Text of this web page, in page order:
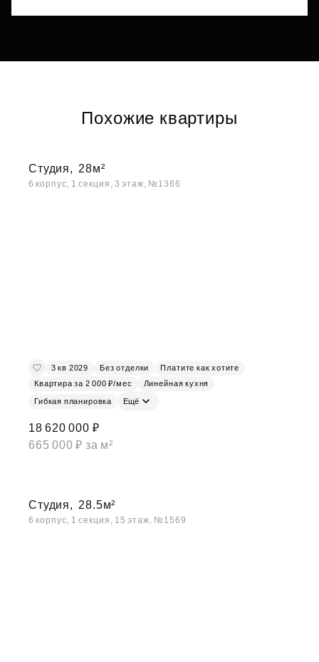
Похожие квартиры
Студия, 28м²
6 корпус, 1 секция, 3 этаж, №1366
3 кв 2029 Без отделки
Платите как хотите
Квартира за 2 000 ₽/мес
Линейная кухня
Гибкая планировка Ещё
18 620 000 ₽
665 000 ₽ за м²
Студия, 28.5м²
6 корпус, 1 секция, 15 этаж, №1569